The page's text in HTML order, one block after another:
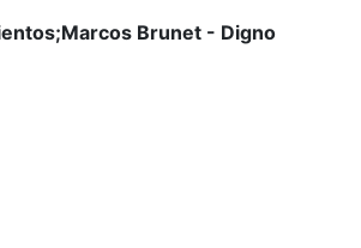
Brunet - Digno